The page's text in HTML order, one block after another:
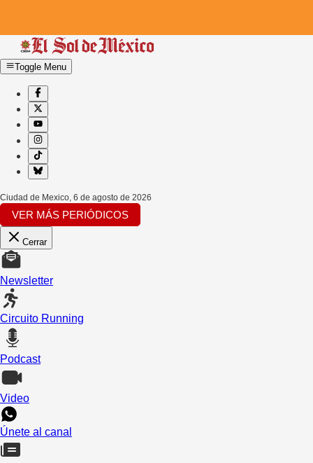
Toggle Menu
Ciudad de Mexico, 6 de agosto de 2026
VER MÁS PERIÓDICOS
Cerrar
Newsletter
Circuito Running
Podcast
Video
Únete al canal